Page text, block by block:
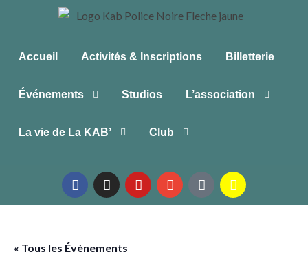
Accueil Activités & Inscriptions Billetterie
Événements Studios L’association
La vie de La KAB’ Club
« Tous les Évènements